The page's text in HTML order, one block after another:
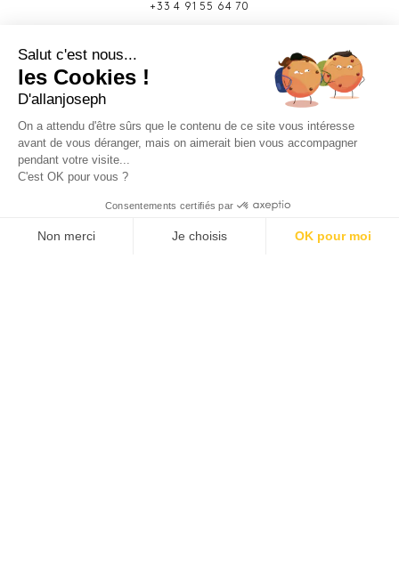
+33 4 91 55 64 70
Provence-Alpes-Côte d'Azur.
Salut c'est nous...
les Cookies !
D'allanjoseph
On a attendu d'être sûrs que le contenu de ce site vous intéresse
avant de vous déranger, mais on aimerait bien vous accompagner
pendant votre visite...
C'est OK pour vous ?
Consentements certifiés par
Non merci Je choisis OK pour moi